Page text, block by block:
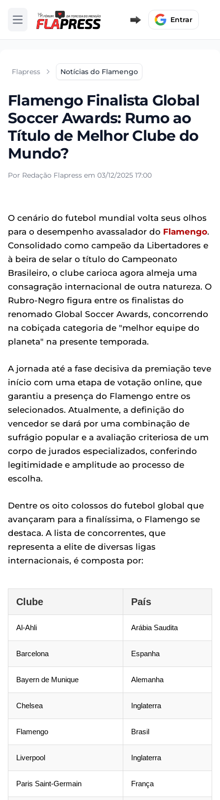
Abrir menu Entrar
Flapress Notícias do Flamengo
Flamengo Finalista Global
Soccer Awards: Rumo ao
Título de Melhor Clube do
Mundo?
Por Redação Flapress em 03/12/2025 17:00
O cenário do futebol mundial volta seus olhos
para o desempenho avassalador do Flamengo.
Consolidado como campeão da Libertadores e
à beira de selar o título do Campeonato
Brasileiro, o clube carioca agora almeja uma
consagração internacional de outra natureza. O
Rubro-Negro figura entre os finalistas do
renomado Global Soccer Awards, concorrendo
na cobiçada categoria de "melhor equipe do
planeta" na presente temporada.
A jornada até a fase decisiva da premiação teve
início com uma etapa de votação online, que
garantiu a presença do Flamengo entre os
selecionados. Atualmente, a definição do
vencedor se dará por uma combinação de
sufrágio popular e a avaliação criteriosa de um
corpo de jurados especializados, conferindo
legitimidade e amplitude ao processo de
escolha.
Dentre os oito colossos do futebol global que
avançaram para a finalíssima, o Flamengo se
destaca. A lista de concorrentes, que
representa a elite de diversas ligas
internacionais, é composta por:
Clube País
Al-Ahli Arábia Saudita
Barcelona Espanha
Bayern de Munique Alemanha
Chelsea Inglaterra
Flamengo Brasil
Liverpool Inglaterra
Paris Saint-Germain França